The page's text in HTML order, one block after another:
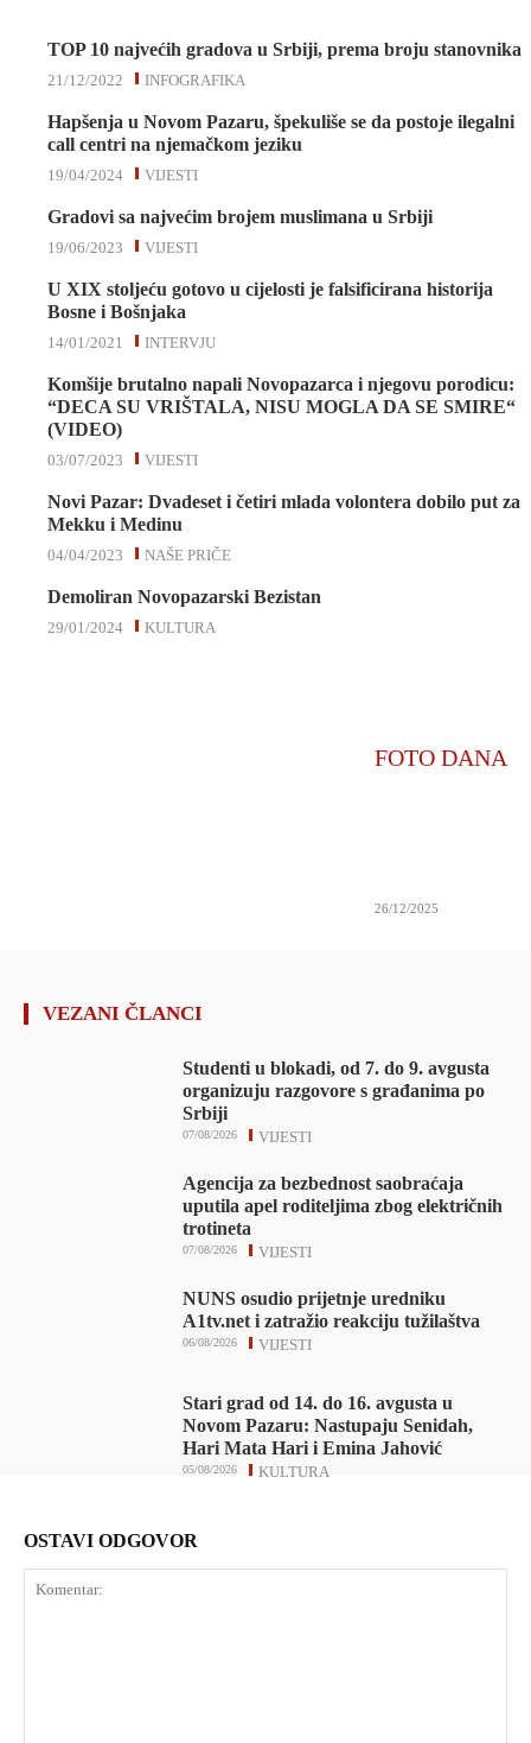
TOP 10 najvećih gradova u Srbiji, prema broju stanovnika
INFOGRAFIKA
21/12/2022
Hapšenja u Novom Pazaru, špekuliše se da postoje ilegalni
call centri na njemačkom jeziku
VIJESTI
19/04/2024
Gradovi sa najvećim brojem muslimana u Srbiji
VIJESTI
19/06/2023
U XIX stoljeću gotovo u cijelosti je falsificirana historija
Bosne i Bošnjaka
INTERVJU
14/01/2021
Komšije brutalno napali Novopazarca i njegovu porodicu:
“DECA SU VRIŠTALA, NISU MOGLA DA SE SMIRE“
(VIDEO)
VIJESTI
03/07/2023
Novi Pazar: Dvadeset i četiri mlada volontera dobilo put za
Mekku i Medinu
NAŠE PRIČE
04/04/2023
Demoliran Novopazarski Bezistan
KULTURA
29/01/2024
FOTO DANA
26/12/2025
VEZANI ČLANCI
Studenti u blokadi, od 7. do 9. avgusta
organizuju razgovore s građanima po
Srbiji
VIJESTI
07/08/2026
Agencija za bezbednost saobraćaja
uputila apel roditeljima zbog električnih
trotineta
VIJESTI
07/08/2026
NUNS osudio prijetnje uredniku
A1tv.net i zatražio reakciju tužilaštva
VIJESTI
06/08/2026
Stari grad od 14. do 16. avgusta u
Novom Pazaru: Nastupaju Senidah,
Hari Mata Hari i Emina Jahović
KULTURA
05/08/2026
OSTAVI ODGOVOR